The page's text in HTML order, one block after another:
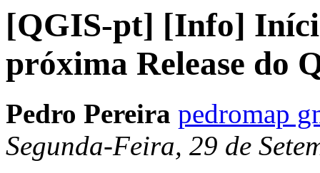
[QGIS-pt] [Info]
próxima Release do
Pedro Pereira pedromap
Segunda-Feira, 29 de